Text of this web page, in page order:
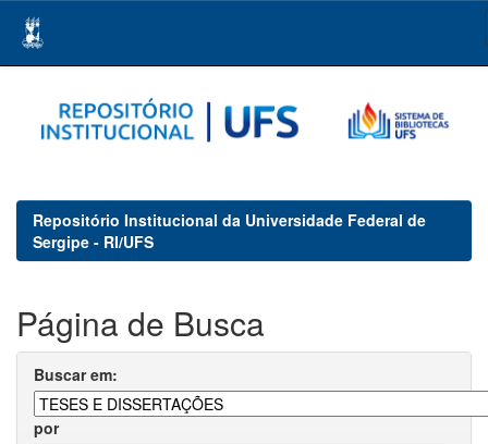
navigation
Repositório Institucional da Universidade Federal de
Sergipe - RI/UFS
Página de Busca
Buscar em:
por